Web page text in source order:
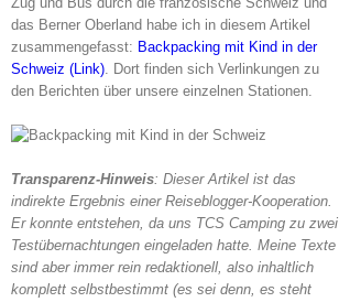
das Berner Oberland habe ich in diesem Artikel
zusammengefasst: Backpacking mit Kind in der
Schweiz (Link). Dort finden sich Verlinkungen zu
den Berichten über unsere einzelnen Stationen.
Transparenz-Hinweis: Dieser Artikel ist das
indirekte Ergebnis einer Reiseblogger-Kooperation.
Er konnte entstehen, da uns TCS Camping zu zwei
Testübernachtungen eingeladen hatte. Meine Texte
sind aber immer rein redaktionell, also inhaltlich
komplett selbstbestimmt (es sei denn, es steht